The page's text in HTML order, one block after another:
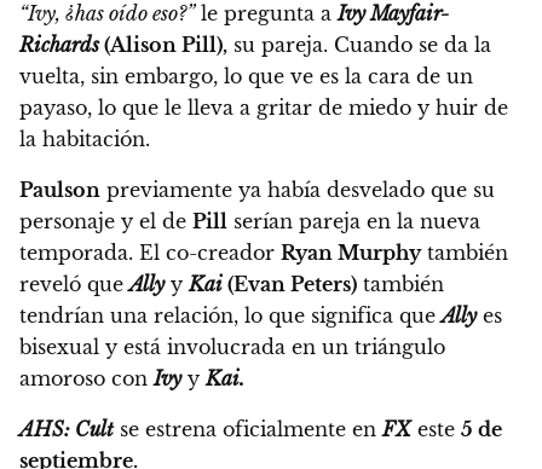
“Ivy, ¿has oído eso?”le pregunta aIvy Mayfair-
Richards(Alison Pill), su pareja. Cuando se da la
vuelta, sin embargo, lo que ve es la cara de un
payaso, lo que le lleva a gritar de miedo y huir de
la habitación.
Paulson previamente ya había desvelado que su
personaje y el de Pill serían pareja en la nueva
temporada. El co-creador Ryan Murphytambién
reveló queAllyyKai (Evan Peters) también
tendrían una relación, lo que significa queAllyes
bisexual y está involucrada en un triángulo
amoroso conIvyyKai.
AHS: Cultse estrena oficialmente enFXeste 5 de
septiembre.